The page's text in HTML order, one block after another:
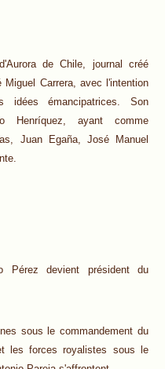
de Chile, journal créé
Carrera, avec l'intention
idées émancipatrices. Son
Henríquez, ayant comme
Juan Egaña, José Manuel
Pérez devient président du
sous le commandement du
les forces royalistes sous le